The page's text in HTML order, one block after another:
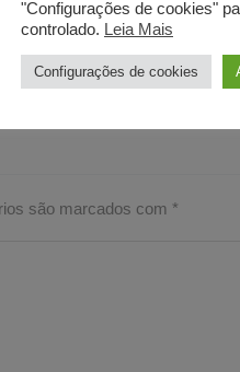
são marcados com *
"Configurações de cookies"
controlado. Leia Mais
Configurações de cookies